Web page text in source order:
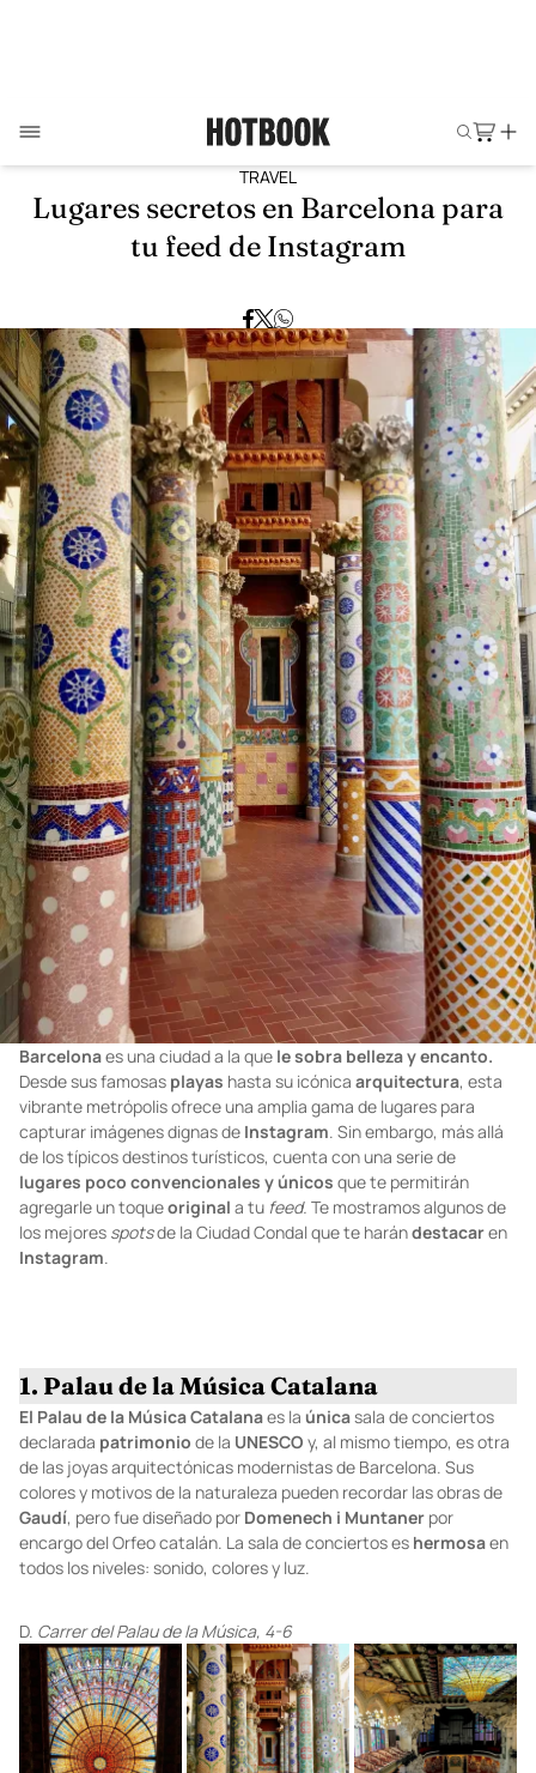
TRAVEL
Lugares secretos en Barcelona para
tu feed de Instagram
Barcelonaes una ciudad a la que le sobra belleza y encanto.
Desde sus famosas playas hasta su icónica arquitectura, esta
vibrante metrópolis ofrece una amplia gama de lugares para
capturar imágenes dignas de Instagram. Sin embargo, más allá
de los típicos destinos turísticos, cuenta con una serie de
lugares poco convencionales y únicos que te permitirán
agregarle un toqueoriginal a tu feed. Te mostramos algunos de
los mejores spotsde la Ciudad Condal que te harándestacaren
Instagram.
1. Palau de la Música Catalana
El Palau de la Música Catalanaes la únicasala de conciertos
declarada patrimonio de la UNESCO y, al mismo tiempo, es otra
de las joyas arquitectónicas modernistas de Barcelona. Sus
colores y motivos de la naturaleza pueden recordar las obras de
Gaudí, pero fue diseñado por Domenech i Muntaner por
encargo del Orfeo catalán. La sala de conciertos es hermosaen
todos los niveles: sonido, colores y luz.
D. Carrer del Palau de la Música, 4-6